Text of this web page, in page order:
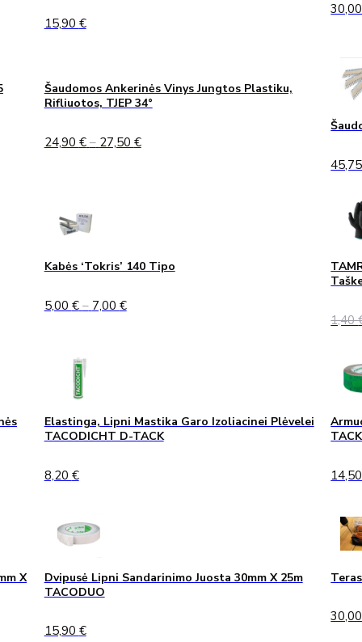
15,90 €
Šaudomos Ankerinės Vinys Jungtos Plastiku,
Rifliuotos, TJEP 34°
24,90 € – 27,50 €Price
Kabės ‘Tokris’ 140 Tipo
5,00 € – 7,00 €Price
1,40
Elastinga, Lipni Mastika Garo Izoliacinei Plėvelei
TACODICHT D-TACK
8,20 €
TACK
X
Dvipusė Lipni Sandarinimo Juosta 30mm X 25m
TACODUO
15,90 €